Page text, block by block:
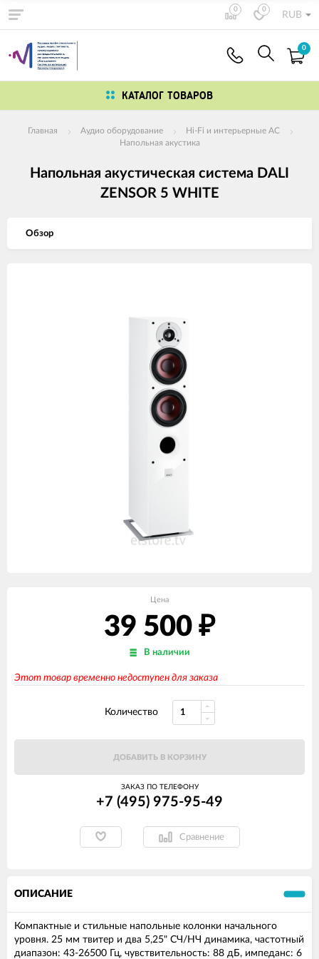
0 0
RUB
0
КАТАЛОГ ТОВАРОВ
Главная Аудио оборудование
Hi-Fi и интерьерные АС
Напольная акустика
Напольная акустическая система DALI
ZENSOR 5 WHITE
Обзор
Цена
39 500 ₽
В наличии
Этот товар временно недоступен для заказа
Количество
ДОБАВИТЬ В КОРЗИНУ
ЗАКАЗ ПО ТЕЛЕФОНУ
+7 (495) 975-95-49
Сравнение
ОПИСАНИЕ
Компактные и стильные напольные колонки начального
уровня. 25 мм твитер и два 5,25" СЧ/НЧ динамика, частотный
диапазон: 43-26500 Гц, чувствительность: 88 дБ, импеданс: 6